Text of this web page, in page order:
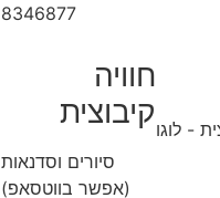
8346877
חוויה
קיבוצית
סיורים וסדנאות
(אפשר בווטסאפ)